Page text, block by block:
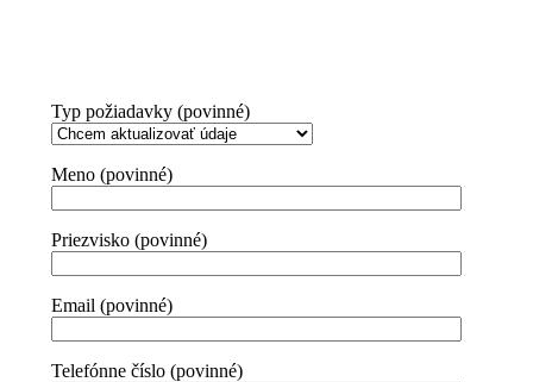
Typ požiadavky (povinné)
Meno (povinné)
Priezvisko (povinné)
Email (povinné)
Telefónne číslo (povinné)